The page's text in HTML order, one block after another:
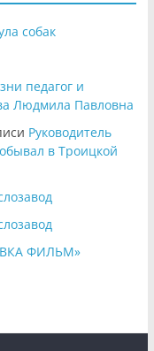
собак
педагог и
Людмила Павловна
Руководитель
в Троицкой
ФИЛЬМ»